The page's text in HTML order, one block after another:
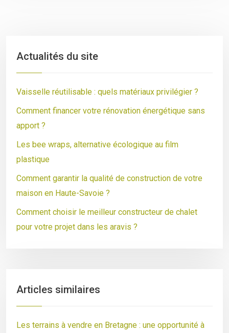
Actualités du site
Vaisselle réutilisable : quels matériaux privilégier ?
Comment financer votre rénovation énergétique sans
apport ?
Les bee wraps, alternative écologique au film
plastique
Comment garantir la qualité de construction de votre
maison en Haute-Savoie ?
Comment choisir le meilleur constructeur de chalet
pour votre projet dans les aravis ?
Articles similaires
Les terrains à vendre en Bretagne : une opportunité à